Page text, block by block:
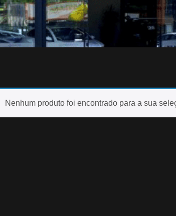
Nenhum produto foi encontrado para a sua